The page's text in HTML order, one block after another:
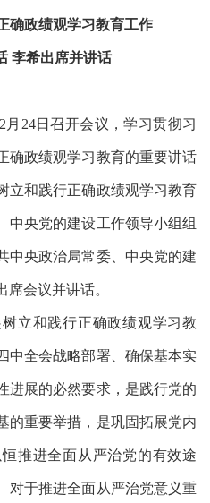
确政绩观学习教育工作
李希出席并讲话
2月24日召开会议，学习贯彻习
确政绩观学习教育的重要讲话
立和践行正确政绩观学习教育
中央党的建设工作领导小组组
中央政治局常委、中央党的建
会议并讲话。
和践行正确政绩观学习教
中全会战略部署、确保基本实
进展的必然要求，是践行党的
的重要举措，是巩固拓展党内
推进全面从严治党的有效途
对于推进全面从严治党意义重